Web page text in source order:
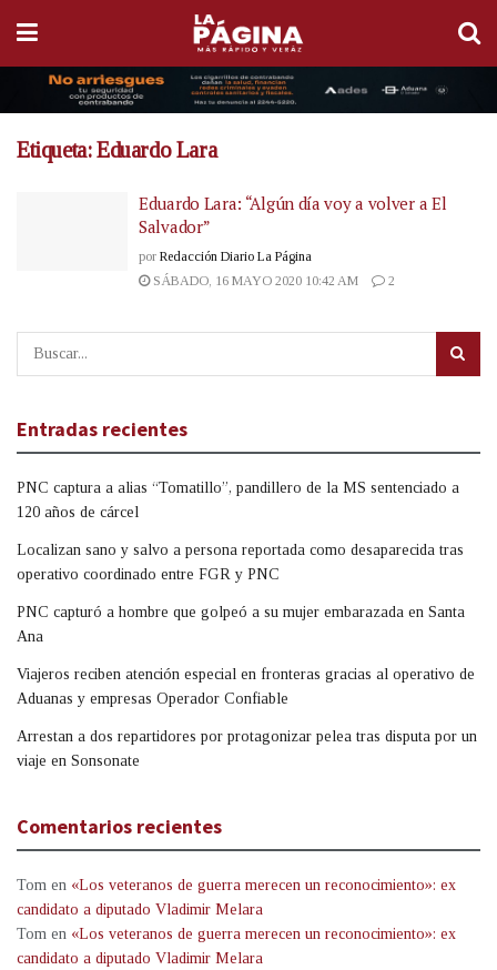
Etiqueta:Eduardo Lara
Eduardo Lara: “Algún día voy a volver a El
Salvador”
por Redacción Diario La Página
SÁBADO, 16 MAYO 2020 10:42 AM
2
Entradas recientes
PNC captura a alias “Tomatillo”, pandillero de la MS sentenciado a
120 años de cárcel
Localizan sano y salvo a persona reportada como desaparecida tras
operativo coordinado entre FGR y PNC
PNC capturó a hombre que golpeó a su mujer embarazada en Santa
Ana
Viajeros reciben atención especial en fronteras gracias al operativo de
Aduanas y empresas Operador Confiable
Arrestan a dos repartidores por protagonizar pelea tras disputa por un
viaje en Sonsonate
Comentarios recientes
Tom en «Los veteranos de guerra merecen un reconocimiento»: ex
candidato a diputado Vladimir Melara
Tom en «Los veteranos de guerra merecen un reconocimiento»: ex
candidato a diputado Vladimir Melara